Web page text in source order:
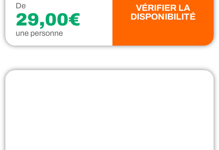
De
29,00€
une personne
VÉRIFIER LA
DISPONIBILITÉ